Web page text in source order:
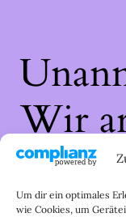
Um dir ein optimales
wie Cookies, um
Wir